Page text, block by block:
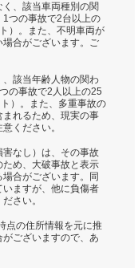
く、該当車両種別の関
つの事故で2台以上の
）。また、不明車両が
合がございます。ご
、該当年齢人物の関わ
の事故で2人以上の25
）。また、多重事故の
れるため、現実の事
ください。
害なし）は、その事故
め、大破事故と表示
合がございます。同
ますが、他に負傷者
さい。
点の住所情報を元に推
ございますので、あ